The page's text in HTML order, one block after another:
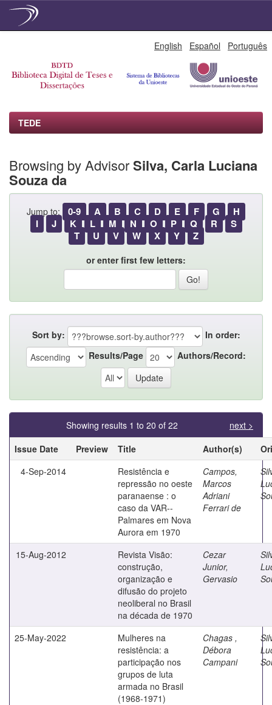
English Español Português
TEDE
Browsing by AdvisorSilva, Carla Luciana
Souza da
Jump to: 0-9 A B C D E F G
H
I
J K L M N O P Q R
S
T
U V W X Y Z
or enter first few letters:
Sort by:
In order:
Results/Page
Authors/Record:
Showing results 1 to 20 of 22
next >
Issue Date
Preview Title Author(s)
4-Sep-2014
Resistência e
repressão no oeste
paranaense : o
caso da VAR--
Palmares em Nova
Aurora em 1970
Campos,
Marcos
Adriani
Ferrari de
15-Aug-2012
Revista Visão:
construção,
organização e
difusão do projeto
neoliberal no Brasil
na década de 1970
Cezar
Junior,
Gervasio
25-May-2022
Mulheres na
resistência: a
participação nos
grupos de luta
armada no Brasil
(1968-1971)
Chagas ,
Débora
Campani